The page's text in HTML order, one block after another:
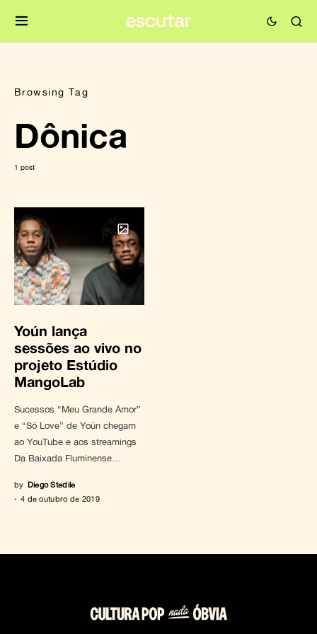
Browsing Tag
Dônica
1 post
Yoún lança
sessões ao vivo no
projeto Estúdio
MangoLab
Sucessos “Meu Grande Amor”
e “Só Love” de Yoún chegam
ao YouTube e aos streamings
Da Baixada Fluminense…
by Diego Stedile
4 de outubro de 2019